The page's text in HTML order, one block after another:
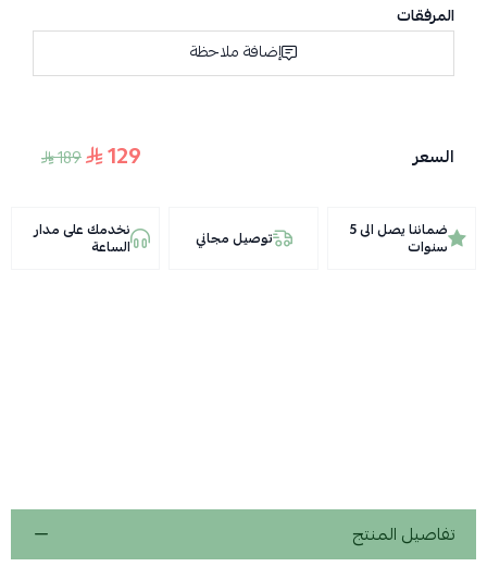
المرفقات
إضافة ملاحظة
السعر 129
189
ضماننا يصل الى 5
سنوات توصيل مجاني نخدمك على مدار
الساعة
تفاصيل المنتج